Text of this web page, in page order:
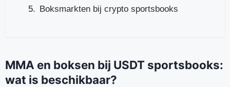
Boksmarkten bij crypto sportsbooks
MMA en boksen bij USDT sportsbooks:
wat is beschikbaar?